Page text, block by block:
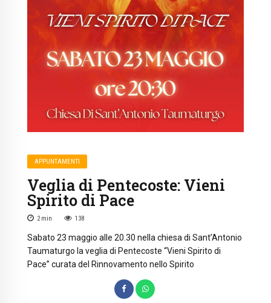
APPUNTAMENTI
Veglia di Pentecoste: Vieni
Spirito di Pace
2 min 138
Sabato 23 maggio alle 20.30 nella chiesa di Sant’Antonio
Taumaturgo la veglia di Pentecoste “Vieni Spirito di
Pace” curata del Rinnovamento nello Spirito